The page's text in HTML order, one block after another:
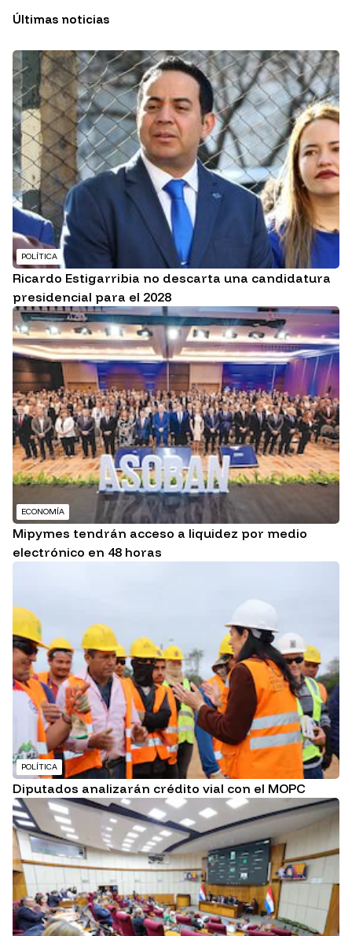
Últimas noticias
POLÍTICA
Ricardo Estigarribia no descarta una candidatura
presidencial para el 2028
ECONOMÍA
Mipymes tendrán acceso a liquidez por medio
electrónico en 48 horas
POLÍTICA
Diputados analizarán crédito vial con el MOPC